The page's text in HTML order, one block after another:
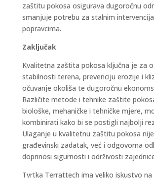
zaštitu pokosa osigurava dugoročnu
smanjuje potrebu za stalnim
popravcima.
Zaključak
Kvalitetna zaštita pokosa ključna je za
stabilnosti terena, prevenciju erozije i
očuvanje okoliša te dugoročnu
Različite metode i tehnike zaštite
biološke, mehaničke i tehničke mjere,
kombinirati kako bi se postigli najbolji
Ulaganje u kvalitetnu zaštitu pokosa
građevinski zadatak, već i odgovorna
doprinosi sigurnosti i održivosti
Tvrtka Terrattech ima veliko iskustvo na